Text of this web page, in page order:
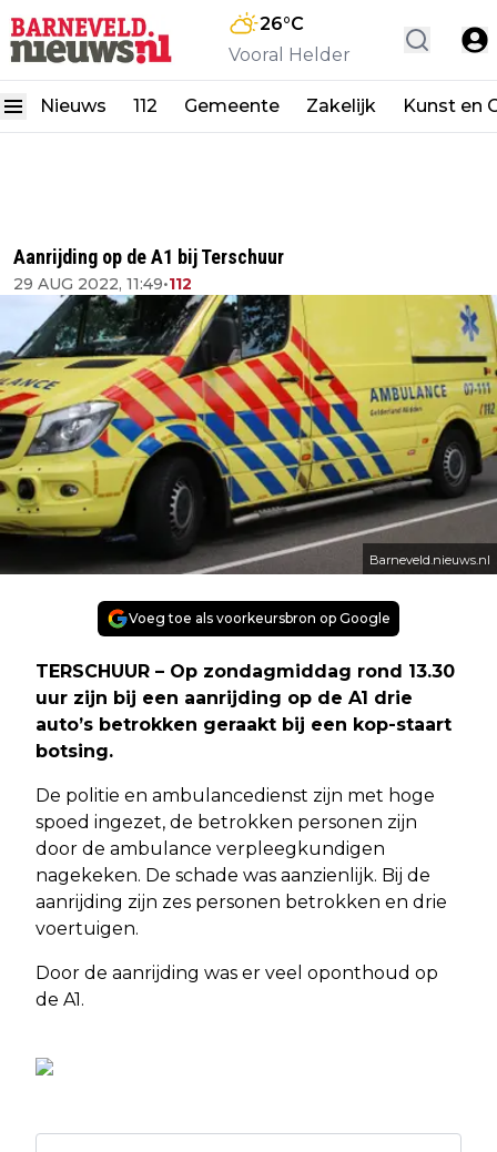
26°C
Vooral Helder
Nieuws 112 Gemeente Zakelijk Kunst en
Aanrijding op de A1 bij Terschuur
29 AUG 2022, 11:49•112
Barneveld.nieuws.nl
Voeg toe als voorkeursbron op Google
TERSCHUUR – Op zondagmiddag rond 13.30
uur zijn bij een aanrijding op de A1 drie
auto’s betrokken geraakt bij een kop-staart
botsing.
De politie en ambulancedienst zijn met hoge
spoed ingezet, de betrokken personen zijn
door de ambulance verpleegkundigen
nagekeken. De schade was aanzienlijk. Bij de
aanrijding zijn zes personen betrokken en drie
voertuigen.
Door de aanrijding was er veel oponthoud op
de A1.